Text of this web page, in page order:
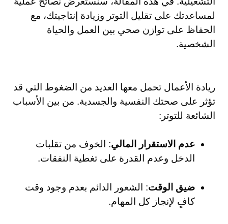
لمساعدتك على تقليل التوتر وزيادة إنتاجيتك، مع
الحفاظ على توازن صحي بين العمل والحياة
الشخصية.
ريادة الأعمال تحمل معها العديد من الضغوط التي قد
تؤثر على صحتك النفسية والجسدية. من بين الأسباب
الشائعة للتوتر:
عدم الاستقرار المالي: الخوف من تقلبات
الدخل وعدم القدرة على تغطية النفقات.
ضيق الوقت: الشعور الدائم بعدم وجود وقت
كافٍ لإنجاز كل المهام.